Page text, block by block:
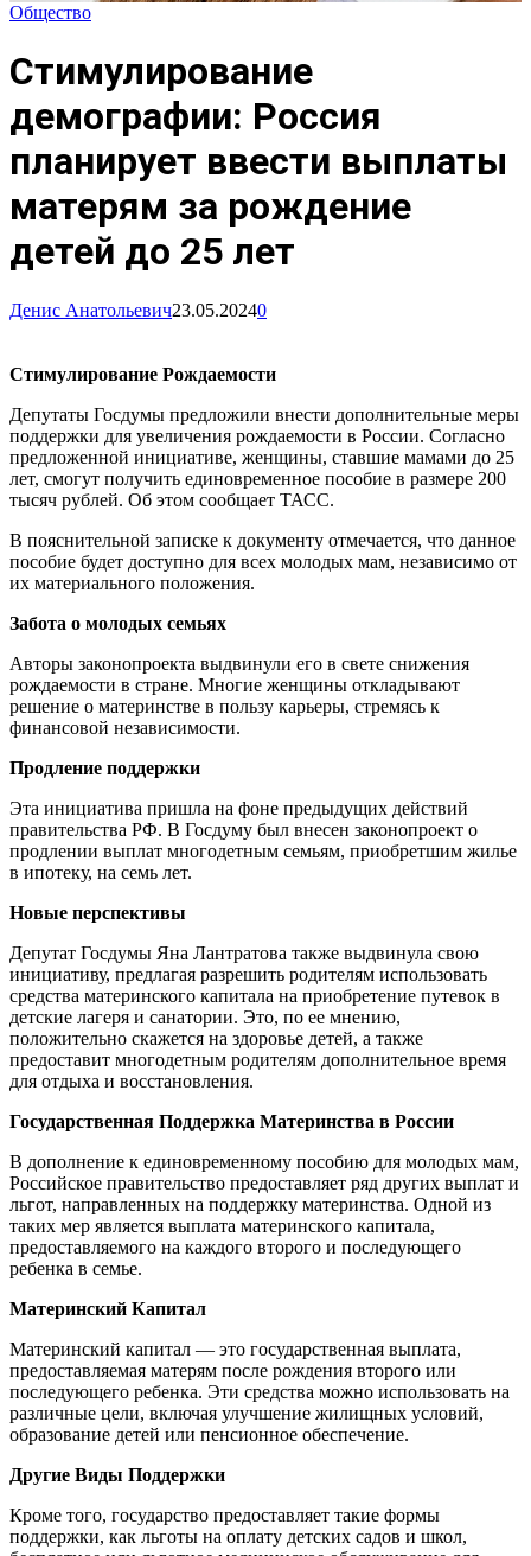
Общество
Стимулирование
демографии: Россия
планирует ввести выплаты
матерям за рождение
детей до 25 лет
Денис Анатольевич23.05.20240
Стимулирование Рождаемости
Депутаты Госдумы предложили внести дополнительные меры
поддержки для увеличения рождаемости в России. Согласно
предложенной инициативе, женщины, ставшие мамами до 25
лет, смогут получить единовременное пособие в размере 200
тысяч рублей. Об этом сообщает ТАСС.
В пояснительной записке к документу отмечается, что данное
пособие будет доступно для всех молодых мам, независимо от
их материального положения.
Забота о молодых семьях
Авторы законопроекта выдвинули его в свете снижения
рождаемости в стране. Многие женщины откладывают
решение о материнстве в пользу карьеры, стремясь к
финансовой независимости.
Продление поддержки
Эта инициатива пришла на фоне предыдущих действий
правительства РФ. В Госдуму был внесен законопроект о
продлении выплат многодетным семьям, приобретшим жилье
в ипотеку, на семь лет.
Новые перспективы
Депутат Госдумы Яна Лантратова также выдвинула свою
инициативу, предлагая разрешить родителям использовать
средства материнского капитала на приобретение путевок в
детские лагеря и санатории. Это, по ее мнению,
положительно скажется на здоровье детей, а также
предоставит многодетным родителям дополнительное время
для отдыха и восстановления.
Государственная Поддержка Материнства в России
В дополнение к единовременному пособию для молодых мам,
Российское правительство предоставляет ряд других выплат и
льгот, направленных на поддержку материнства. Одной из
таких мер является выплата материнского капитала,
предоставляемого на каждого второго и последующего
ребенка в семье.
Материнский Капитал
Материнский капитал — это государственная выплата,
предоставляемая матерям после рождения второго или
последующего ребенка. Эти средства можно использовать на
различные цели, включая улучшение жилищных условий,
образование детей или пенсионное обеспечение.
Другие Виды Поддержки
Кроме того, государство предоставляет такие формы
поддержки, как льготы на оплату детских садов и школ,